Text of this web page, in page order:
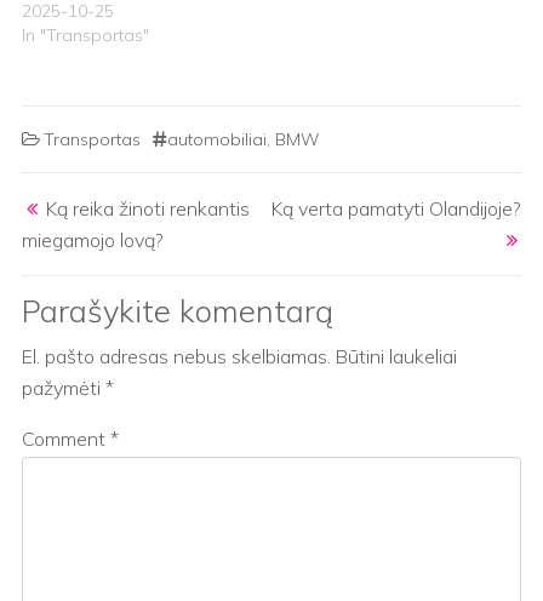
2025-10-25
In "Transportas"
Transportas automobiliai, BMW
Ką reika žinoti renkantis
miegamojo lovą?
Ką verta pamatyti Olandijoje?
Parašykite komentarą
El. pašto adresas nebus skelbiamas. Būtini laukeliai
pažymėti *
Comment *